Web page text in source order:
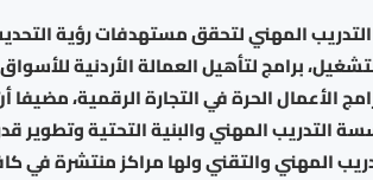
المهني لتحقق مستهدفات رؤية
برامج لتأهيل العمالة الأردنية
الأعمال الحرة في التجارة الرقمية،
التدريب المهني والبنية التحتية وتطوير
المهني والتقني ولها مراكز منتشرة